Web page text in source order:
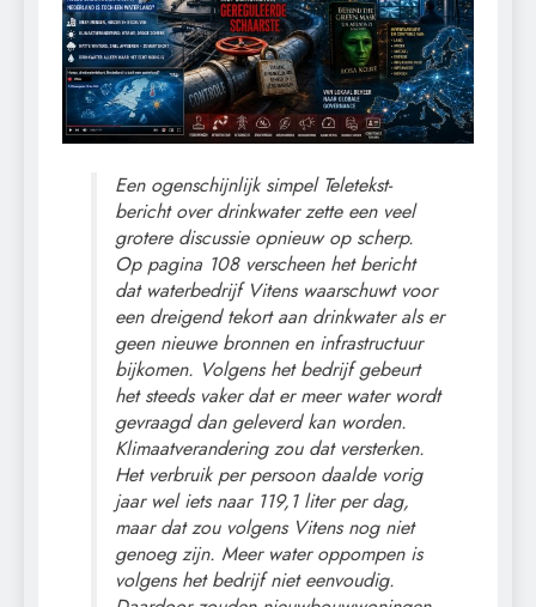
Een ogenschijnlijk simpel Teletekst-
bericht over drinkwater zette een veel
grotere discussie opnieuw op scherp.
Op pagina 108 verscheen het bericht
dat waterbedrijf Vitens waarschuwt voor
een dreigend tekort aan drinkwater als er
geen nieuwe bronnen en infrastructuur
bijkomen. Volgens het bedrijf gebeurt
het steeds vaker dat er meer water wordt
gevraagd dan geleverd kan worden.
Klimaatverandering zou dat versterken.
Het verbruik per persoon daalde vorig
jaar wel iets naar 119,1 liter per dag,
maar dat zou volgens Vitens nog niet
genoeg zijn. Meer water oppompen is
volgens het bedrijf niet eenvoudig.